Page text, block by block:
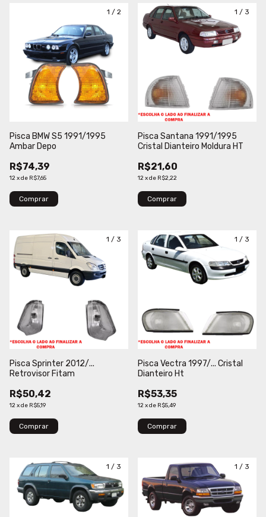
1 / 2
Pisca BMW S5 1991/1995
Ambar Depo
R$74,39
12xde R$7,65
Comprar
1 / 3
Pisca Santana 1991/1995
Cristal Dianteiro Moldura HT
R$21,60
12xde R$2,22
Comprar
1 / 3
Pisca Sprinter 2012/...
Retrovisor Fitam
R$50,42
12xde R$5,19
Comprar
1 / 3
Pisca Vectra 1997/... Cristal
Dianteiro Ht
R$53,35
12xde R$5,49
Comprar
1 / 3 1 / 3